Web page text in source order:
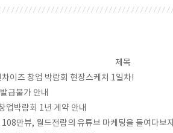
제목
이즈 창업 박람회 현장스케치 1일차!
급불가 안내
업박람회 1년 계약 안내
만뷰, 월드전람의 유튜브 마케팅을 들여다보